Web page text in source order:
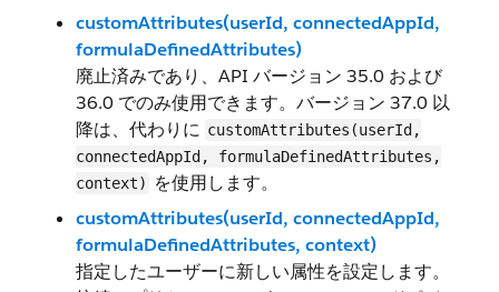
customAttributes(userId, connectedAppId,
formulaDefinedAttributes)
廃止済みであり、API バージョン 35.0 および
36.0 でのみ使用できます。バージョン 37.0 以
降は、代わりに customAttributes(userId,
connectedAppId, formulaDefinedAttributes,
context)
を使用します。
customAttributes(userId, connectedAppId,
formulaDefinedAttributes, context)
指定したユーザーに新しい属性を設定します。